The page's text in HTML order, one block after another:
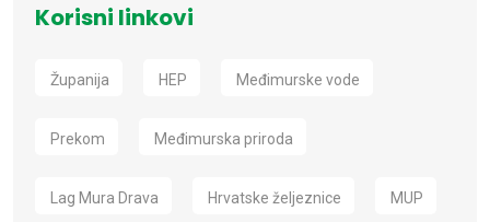
Korisni linkovi
Županija HEP Međimurske vode
Prekom Međimurska priroda
Lag Mura Drava Hrvatske željeznice MUP